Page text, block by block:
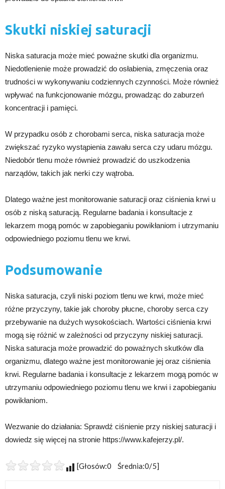
Skutki niskiej saturacji
Niska saturacja może mieć poważne skutki dla organizmu.
Niedotlenienie może prowadzić do osłabienia, zmęczenia oraz
trudności w wykonywaniu codziennych czynności. Może również
wpływać na funkcjonowanie mózgu, prowadząc do zaburzeń
koncentracji i pamięci.
W przypadku osób z chorobami serca, niska saturacja może
zwiększać ryzyko wystąpienia zawału serca czy udaru mózgu.
Niedobór tlenu może również prowadzić do uszkodzenia
narządów, takich jak nerki czy wątroba.
Dlatego ważne jest monitorowanie saturacji oraz ciśnienia krwi u
osób z niską saturacją. Regularne badania i konsultacje z
lekarzem mogą pomóc w zapobieganiu powikłaniom i utrzymaniu
odpowiedniego poziomu tlenu we krwi.
Podsumowanie
Niska saturacja, czyli niski poziom tlenu we krwi, może mieć
różne przyczyny, takie jak choroby płucne, choroby serca czy
przebywanie na dużych wysokościach. Wartości ciśnienia krwi
mogą się różnić w zależności od przyczyny niskiej saturacji.
Niska saturacja może prowadzić do poważnych skutków dla
organizmu, dlatego ważne jest monitorowanie jej oraz ciśnienia
krwi. Regularne badania i konsultacje z lekarzem mogą pomóc w
utrzymaniu odpowiedniego poziomu tlenu we krwi i zapobieganiu
powikłaniom.
Wezwanie do działania: Sprawdź ciśnienie przy niskiej saturacji i
dowiedz się więcej na stronie https://www.kafejerzy.pl/.
[Głosów:0 Średnia:0/5]